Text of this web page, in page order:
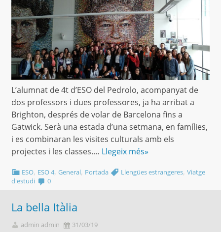
L’alumnat de 4t d’ESO del Pedrolo, acompanyat de
dos professors i dues professores, ja ha arribat a
Brighton, després de volar de Barcelona fins a
Gatwick. Serà una estada d’una setmana, en famílies,
i es combinaran les visites culturals amb els
projectes i les classes.… Llegeix més»
ESO, ESO 4,General, Portada Llengües estrangeres,Viatge
d'estudi
0
La bella Itàlia
admin admin 31/03/19